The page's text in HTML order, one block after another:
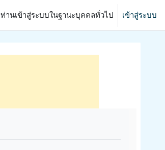
ท่านเข้าสู่ระบบในฐานะบุคคลทั่วไป เข้าสู่ระบบ